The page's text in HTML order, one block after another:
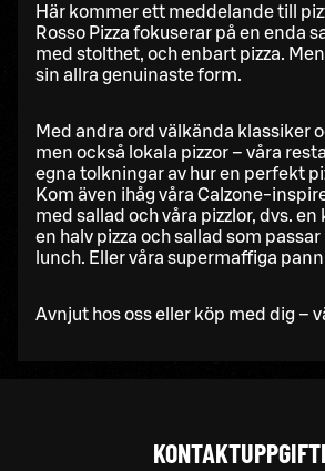
Här kommer ett meddelande till
Rosso Pizza fokuserar på en enda
med stolthet, och enbart pizza.
sin allra genuinaste form.
Med andra ord välkända klassiker
men också lokala pizzor – våra
egna tolkningar av hur en perfekt
Kom även ihåg våra Calzone-
med sallad och våra pizzlor, dvs.
en halv pizza och sallad som passar
lunch. Eller våra supermaffiga
Avnjut hos oss eller köp med dig –